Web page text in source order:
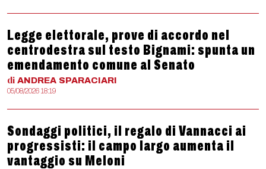
Legge elettorale, prove di accordo nel
centrodestra sul testo Bignami: spunta un
emendamento comune al Senato
di ANDREA SPARACIARI
05/08/2026 18:19
Sondaggi politici, il regalo di Vannacci ai
progressisti: il campo largo aumenta il
vantaggio su Meloni